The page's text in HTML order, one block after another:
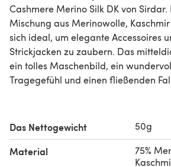
Cashmere Merino Silk DK von Sirdar.
Mischung aus Merinowolle,
sich ideal, um elegante Accessoires
Strickjacken zu zaubern. Das
ein tolles Maschenbild, ein
Tragegefühl und einen fließenden
Das Nettogewicht 50g
Material
75%